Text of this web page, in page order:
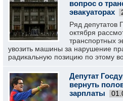
вопрос о
эвакуаторах
Ряд депутатов
октября
транспортных
увозить машины за нарушение
радикальную позицию по этому
Депутат
вернуть
зарплаты